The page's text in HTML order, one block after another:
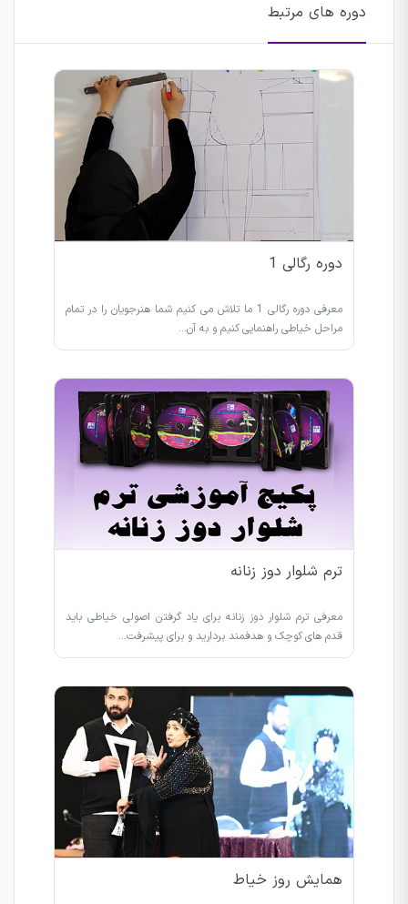
دوره های مرتبط
دوره رگالی 1
معرفی دوره رگالی 1 ما تلاش می کنیم شما هنرجویان را در تمام
مراحل خیاطی راهنمایی کنیم و به آن…
ترم شلوار دوز زنانه
معرفی ترم شلوار دوز زنانه برای یاد گرفتن اصولی خیاطی باید
قدم های کوچک و هدفمند بردارید و برای پیشرفت…
همایش روز خیاط